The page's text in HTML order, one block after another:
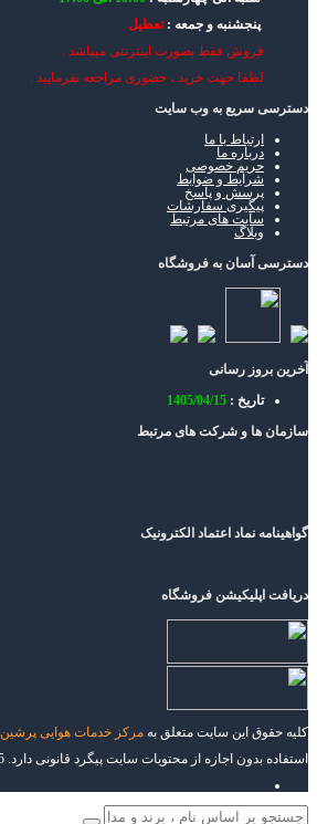
پنجشنبه و جمعه :تعطیل
فروش فقط بصورت اینترنتی میباشد .
لطفا جهت خرید ، حضوری مراجعه نفرمایید .
دسترسی سریع به وب سایت
ارتباط با ما
درباره ما
حریم خصوصی
شرایط و ضوابط
پرسش و پاسخ
پیگیری سفارشات
سایت های مرتبط
وبلاگ
دسترسی آسان به فروشگاه
آخرین بروز رسانی
تاریخ : 1405/04/15
سازمان ها و شرکت های مرتبط
گواهینامه نماد اعتماد الکترونیک
دریافت اپلیکیشن فروشگاه
کلیه حقوق این سایت متعلق به مرکز خدمات هوایی پرشین
استفاده بدون اجازه از محتویات سایت پیگرد قانونی دارد. CopyRight © 2007-2025